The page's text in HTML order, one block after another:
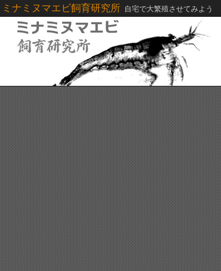
ミナミヌマエビ飼育研究所 自宅で大繁殖させてみよう